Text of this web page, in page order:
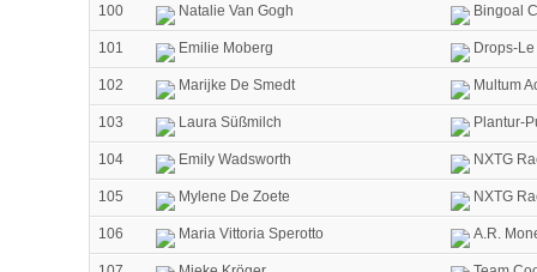
100 Natalie Van Gogh Bingoal
101 Emilie Moberg Drops-
102 Marijke De Smedt Multum
103 Laura Süßmilch Plantur-
104 Emily Wadsworth NXTG
105 Mylene De Zoete NXTG
106 Maria Vittoria Sperotto A.R.